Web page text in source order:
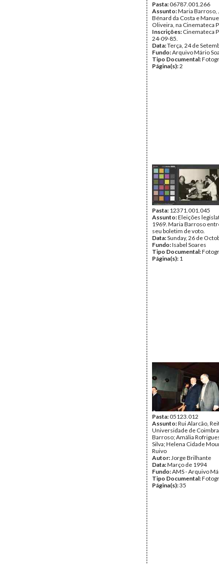
Pasta:06787.001.266
Assunto:Maria Barroso,
Bénard da Costa e
Oliveira, na Cinemateca
Inscrições: Cinemateca
24-09-85.
Data:Terça, 24 de
Fundo:Arquivo Mário
Tipo Documental:
Página(s):2
Pasta: 12371.001.045
Assunto:Eleições
1969. Maria Barroso
seu boletim de voto.
Data:Sunday, 26 de
Fundo:Isabel Soares
Tipo Documental:
Página(s): 1
Pasta:05123.012
Assunto:Rui Alarcão,
Universidade de
Barroso; Amália
Silva; Helena Cidade
Ruivo
Autor:Jorge Brilhante
Data:Março de 1994
Fundo:AMS - Arquivo
Tipo Documental:
Página(s):35